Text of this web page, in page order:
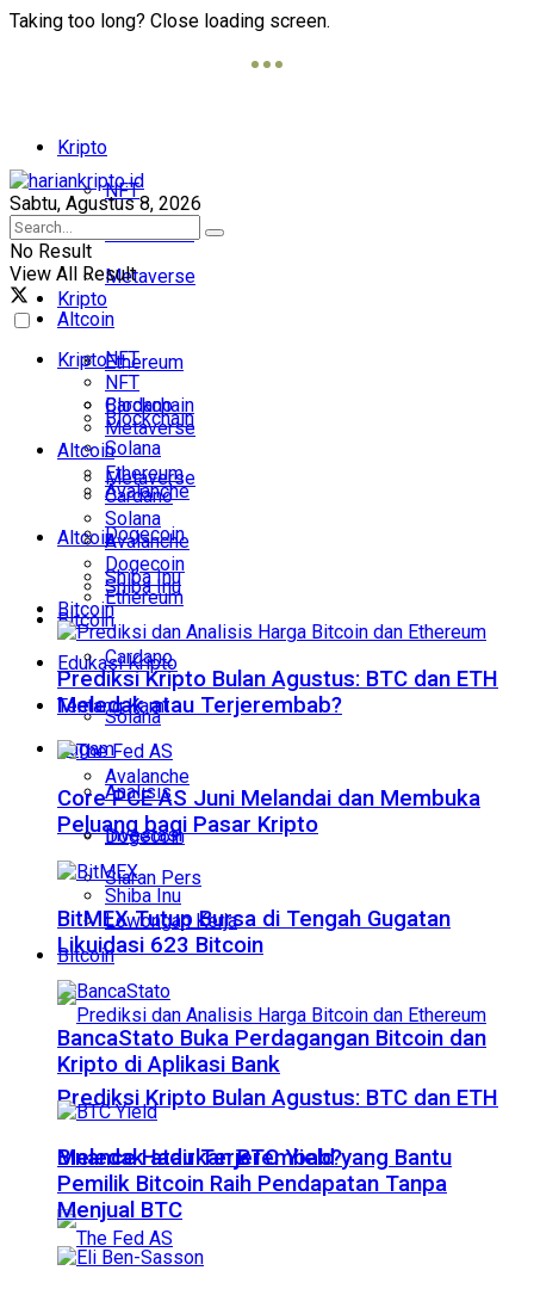
Taking too long? Close loading screen.
Kripto
NFT
Blockchain
Metaverse
Altcoin
Ethereum
Cardano
Solana
Avalanche
Dogecoin
Shiba Inu
Bitcoin
Edukasi Kripto
Tentang Kami
Ragam
Analisis
Investasi
Siaran Pers
Lowongan Kerja
Sabtu, Agustus 8, 2026
No Result
View All Result
Kripto
NFT
Blockchain
Metaverse
Altcoin
Ethereum
Cardano
Solana
Avalanche
Dogecoin
Shiba Inu
Bitcoin
Prediksi Kripto Bulan Agustus: BTC dan ETH
Meledak atau Terjerembab?
Kripto
NFT
Blockchain
Metaverse
Altcoin
Ethereum
Cardano
Solana
Avalanche
Dogecoin
Shiba Inu
Bitcoin
Prediksi Kripto Bulan Agustus: BTC dan ETH
Meledak atau Terjerembab?
Core PCE AS Juni Melandai dan Membuka
Peluang bagi Pasar Kripto
BitMEX Tutup Bursa di Tengah Gugatan
Likuidasi 623 Bitcoin
BancaStato Buka Perdagangan Bitcoin dan
Kripto di Aplikasi Bank
Binance Hadirkan BTC Yield yang Bantu
Pemilik Bitcoin Raih Pendapatan Tanpa
Menjual BTC